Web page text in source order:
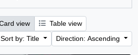
view
Table view
Sort by: Title
Direction: Ascending